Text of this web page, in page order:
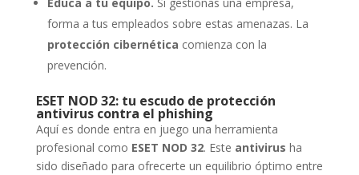
forma a tus empleados sobre estas amenazas. La
protección cibernética comienza con la
prevención.
ESET NOD 32: tu escudo de protección
antivirus contra el phishing
Aquí es donde entra en juego una herramienta
profesional como ESET NOD 32. Este antivirus ha
sido diseñado para ofrecerte un equilibrio óptimo entre